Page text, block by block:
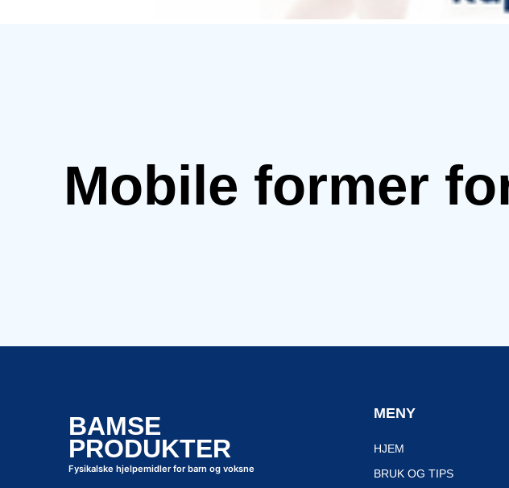
Mobile former
BAMSE
PRODUKTER
Fysikalske hjelpemidler for barn og voksne
MENY
HJEM
BRUK OG TIPS